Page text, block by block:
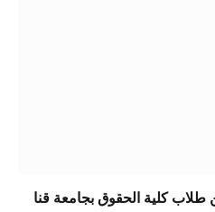
كلية الحقوق بجامعة قنا